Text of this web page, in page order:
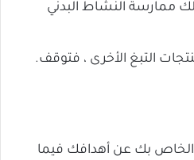
ممارسة النشاط البدني
التبغ الأخرى ، فتوقف.
الخاص بك عن أهدافك فيما